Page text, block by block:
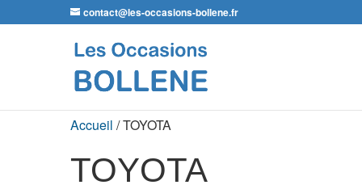
contact@les-occasions-bollene.fr
Accueil / TOYOTA
TOYOTA